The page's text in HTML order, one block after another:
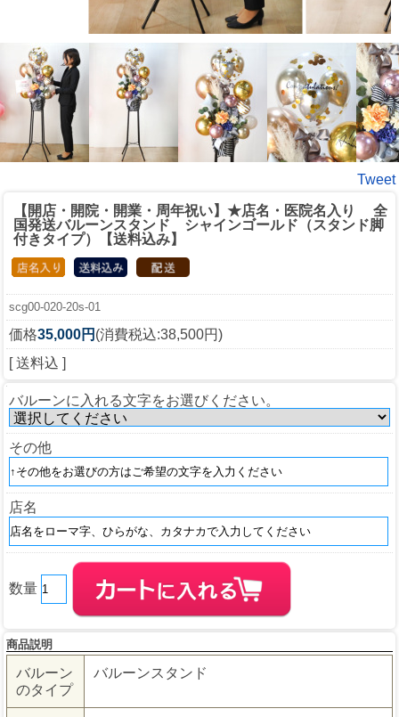
Tweet
【開店・開院・開業・周年祝い】★店名・医院名入り 全
国発送バルーンスタンド シャインゴールド（スタンド脚
付きタイプ）【送料込み】
scg00-020-20s-01
価格35,000円 (消費税込:38,500円)
[ 送料込 ]
バルーンに入れる文字をお選びください。
その他
店名
数量
商品説明
バルーン
のタイプ
バルーンスタンド